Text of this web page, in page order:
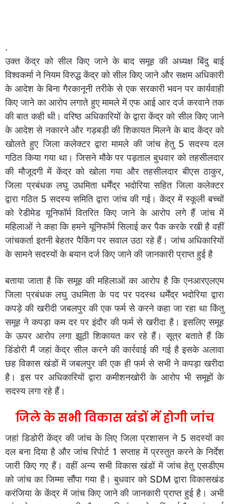
.
उक्त केंद्र को सील किए जाने के बाद समूह की अध्यक्ष बिंदु बाई
विश्वकर्मा ने नियम विरुद्ध केंद्र को सील किए जाने और सक्षम अधिकारी
के आदेश के बिना गैरकानूनी तरीके से एक सरकारी भवन पर कार्यवाही
किए जाने का आरोप लगाते हुए मामले में एफ आई आर दर्ज करवाने तक
की बात कही थी। वरिष्ठ अधिकारियों के द्वारा केंद्र को सील किए जाने
के आदेश से नकारने और गड़बड़ी की शिकायत मिलने के बाद केंद्र को
खोलते हुए जिला कलेक्टर द्वारा मामले की जांच हेतु 5 सदस्य दल
गठित किया गया था। जिसने मौके पर पड़ताल बुधवार को तहसीलदार
की मौजूदगी में केंद्र को खोला गया और तहसीलदार बीएस ठाकुर,
जिला प्रबंधक लघु उधमिता धर्मेंद्र भदोरिया सहित जिला कलेक्टर
द्वारा गठित 5 सदस्य समिति द्वारा जांच की गई। केंद्र में स्कूली बच्चों
को रेडीमेड यूनिफॉर्म वितरित किए जाने के आरोप लगे हैं जांच में
महिलाओं ने कहा कि हमने यूनिफॉर्म सिलाई कर पैक करके रखी है वहीं
जांचकर्ता इतनी बेहतर पैकिंग पर सवाल उठा रहे हैं। जांच अधिकारियों
के सामने सदस्यों के बयान दर्ज किए जाने की जानकारी प्राप्त हुई है
बताया जाता है कि समूह की महिलाओं का आरोप है कि एनआरएलएम
जिला प्रबंधक लघु उधमिता के पद पर पदस्थ धर्मेंद्र भदोरिया द्वारा
कपड़े की खरीदी जबलपुर की एक फर्म से करने कहा जा रहा था किंतु
समूह ने कपड़ा कम दर पर इंदौर की फर्म से खरीदा है। इसलिए समूह
के ऊपर आरोप लगा झूठी शिकायत कर रहे हैं। सूत्र बताते हैं कि
डिंडोरी मैं जहां केंद्र सील करने की कार्रवाई की गई है इसके अलावा
छह विकास खंडों में जबलपुर की एक ही फर्म से सभी ने कपड़ा खरीदा
है। इस पर अधिकारियों द्वारा कमीशनखोरी के आरोप भी समूहों के
सदस्य लगा रहे हैं।
जिले के सभी विकास खंडों में होगी जांच
जहां डिडोरी केंद्र की जांच के लिए जिला प्रशासन ने 5 सदस्यों का
दल बना दिया है और जांच रिपोर्ट 1 सप्ताह में प्रस्तुत करने के निर्देश
जारी किए गए हैं। वहीं अन्य सभी विकास खंडों में जांच हेतु एसडीएम
को जांच का जिम्मा सौंपा गया है। बुधवार को SDM द्वारा विकासखंड
करंजिया के केंद्र में जांच किए जाने की जानकारी प्राप्त हुई है। अभी